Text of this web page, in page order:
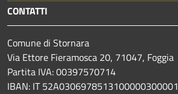
CONTATTI
Comune di Stornara
Via Ettore Fieramosca 20, 71047, Foggia
Partita IVA: 00397570714
IBAN: IT 52A0306978513100000300001